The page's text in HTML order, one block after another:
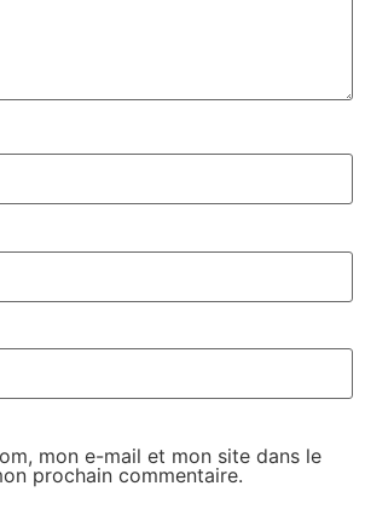
mon e-mail et mon site dans le
prochain commentaire.